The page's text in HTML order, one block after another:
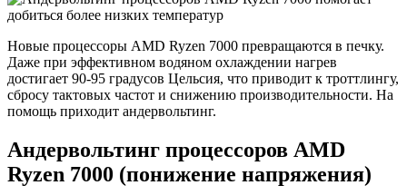
Новые процессоры AMD Ryzen 7000 превращаются в печку.
Даже при эффективном водяном охлаждении нагрев
достигает 90-95 градусов Цельсия, что приводит к троттлингу,
сбросу тактовых частот и снижению производительности. На
помощь приходит андервольтинг.
Андервольтинг процессоров AMD
Ryzen 7000 (понижение напряжения)